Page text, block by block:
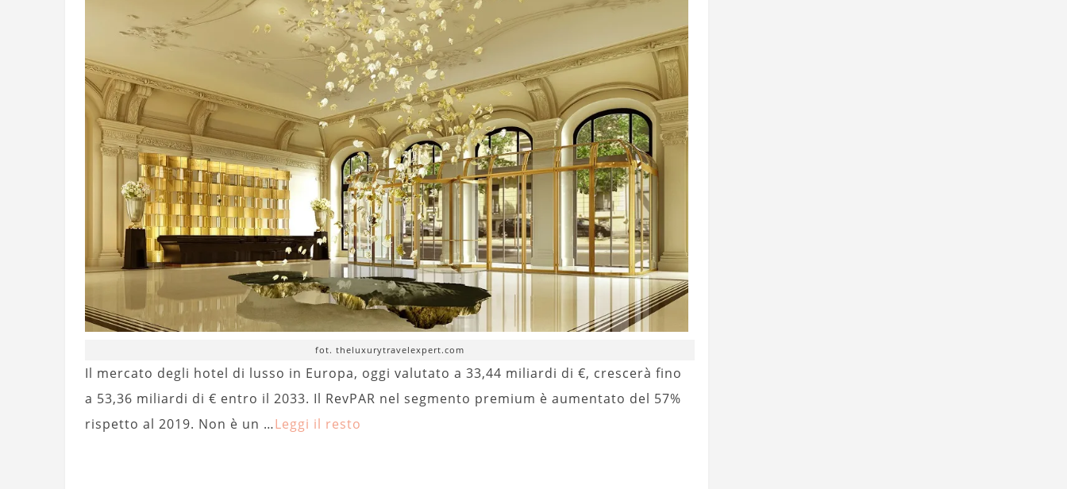
fot. theluxurytravelexpert.com
Il mercato degli hotel di lusso in Europa, oggi valutato a 33,44 miliardi di €, crescerà fino
a 53,36 miliardi di € entro il 2033. Il RevPAR nel segmento premium è aumentato del 57%
rispetto al 2019. Non è un …Leggi il resto